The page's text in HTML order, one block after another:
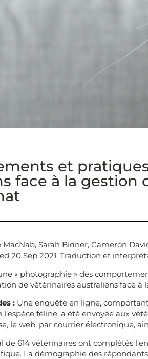
et
face à la gestion
MacNab, Sarah Bidner, Cameron
20 Sep 2021. Traduction et
« photographie » des
de vétérinaires australiens face à
: Une enquête en ligne,
féline, a été envoyée aux
le web, par courrier électronique,
de 614 vétérinaires ont complétés
La démographie des